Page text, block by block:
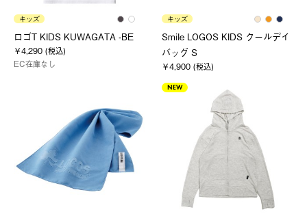
キッズ
ロゴT KIDS KUWAGATA -BE
￥4,290 (税込)
EC在庫なし
キッズ
Smile LOGOS KIDS クールデイ
バッグ S
￥4,900 (税込)
NEW